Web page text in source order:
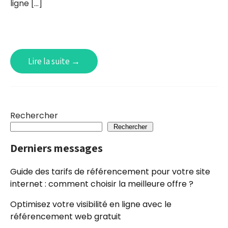
ligne […]
Lire la suite →
Rechercher
Rechercher
Derniers messages
Guide des tarifs de référencement pour votre site
internet : comment choisir la meilleure offre ?
Optimisez votre visibilité en ligne avec le
référencement web gratuit